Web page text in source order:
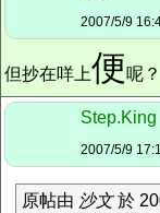
2007/5/9
但抄在咩上便呢？
Step.King
2007/5/9
原帖由 沙文於